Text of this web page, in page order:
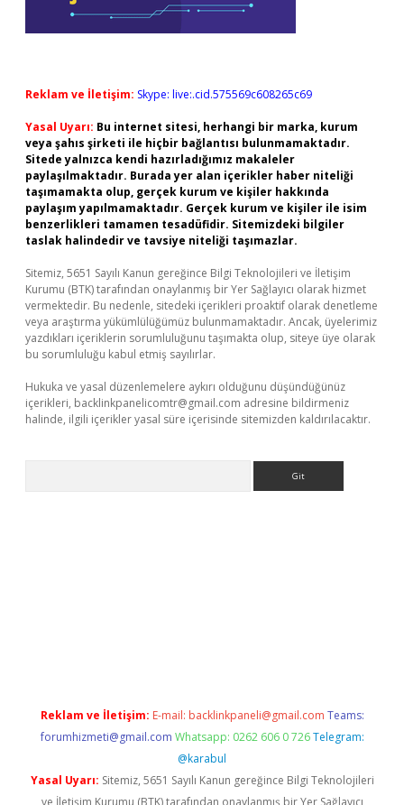
Reklam ve İletişim: Skype: live:.cid.575569c608265c69
Yasal Uyarı: Bu internet sitesi, herhangi bir marka, kurum
veya şahıs şirketi ile hiçbir bağlantısı bulunmamaktadır.
Sitede yalnızca kendi hazırladığımız makaleler
paylaşılmaktadır. Burada yer alan içerikler haber niteliği
taşımamakta olup, gerçek kurum ve kişiler hakkında
paylaşım yapılmamaktadır. Gerçek kurum ve kişiler ile isim
benzerlikleri tamamen tesadüfidir. Sitemizdeki bilgiler
taslak halindedir ve tavsiye niteliği taşımazlar.
Sitemiz, 5651 Sayılı Kanun gereğince Bilgi Teknolojileri ve İletişim
Kurumu (BTK) tarafından onaylanmış bir Yer Sağlayıcı olarak hizmet
vermektedir. Bu nedenle, sitedeki içerikleri proaktif olarak denetleme
veya araştırma yükümlülüğümüz bulunmamaktadır. Ancak, üyelerimiz
yazdıkları içeriklerin sorumluluğunu taşımakta olup, siteye üye olarak
bu sorumluluğu kabul etmiş sayılırlar.
Hukuka ve yasal düzenlemelere aykırı olduğunu düşündüğünüz
içerikleri, backlinkpanelicomtr@gmail.com adresine bildirmeniz
halinde, ilgili içerikler yasal süre içerisinde sitemizden kaldırılacaktır.
Reklam ve İletişim: E-mail: backlinkpaneli@gmail.com Teams:
forumhizmeti@gmail.com Whatsapp: 0262 606 0 726 Telegram:
@karabul
Yasal Uyarı: Sitemiz, 5651 Sayılı Kanun gereğince Bilgi Teknolojileri
ve İletişim Kurumu (BTK) tarafından onaylanmış bir Yer Sağlayıcı